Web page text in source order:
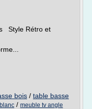
Style Rétro et
bois / table basse
/ meuble tv angle